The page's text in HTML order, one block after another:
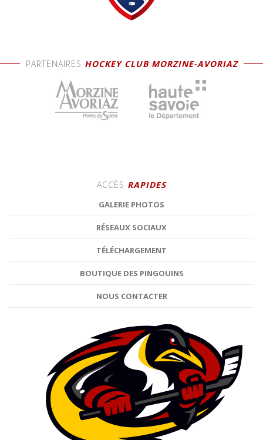
PARTENAIRES HOCKEY CLUB MORZINE-AVORIAZ
ACCÈS RAPIDES
GALERIE PHOTOS
RÉSEAUX SOCIAUX
TÉLÉCHARGEMENT
BOUTIQUE DES PINGOUINS
NOUS CONTACTER